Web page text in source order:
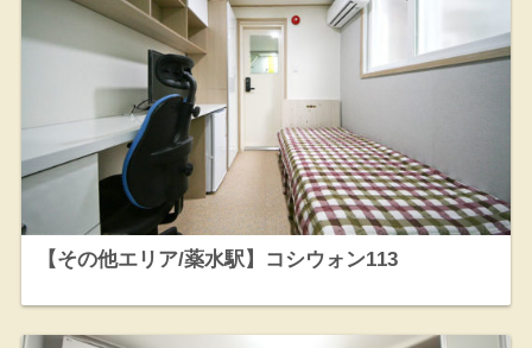
【その他エリア/薬水駅】コシウォン113